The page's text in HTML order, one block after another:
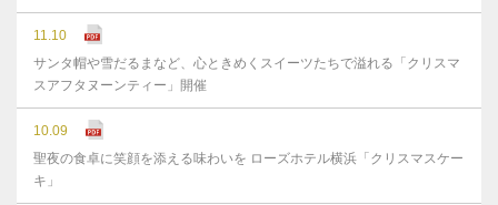
11.10
サンタ帽や雪だるまなど、心ときめくスイーツたちで溢れる「クリスマ
スアフタヌーンティー」開催
10.09
聖夜の食卓に笑顔を添える味わいを ローズホテル横浜「クリスマスケー
キ」